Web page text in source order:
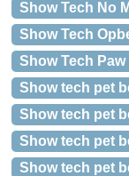
Show Tech No
Show Tech
Show Tech Paw
Show tech pet
Show tech pet
Show tech pet
Show tech pet